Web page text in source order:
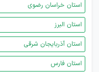
استان خراسان رضوی
استان البرز
استان آذربایجان شرقی
استان فارس